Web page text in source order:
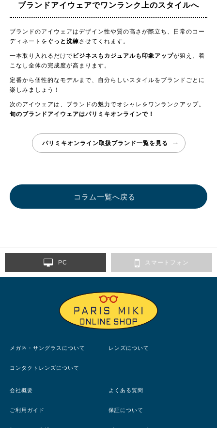
ブランドアイウェアでワンランク上のスタイルへ
ブランドのアイウェアはデザイン性や質の高さが際立ち、日常のコー
ディネートを ぐっと洗練させてくれます。
一本取り入れるだけで ビジネスもカジュアルも印象アップが狙え、着
こなし全体の完成度が高まります。
定番から個性的なモデルまで、自分らしいスタイルをブランドごとに
楽しみましょう！
次のアイウェアは、ブランドの魅力でオシャレをワンランクアップ。
旬のブランドアイウェアはパリミキオンラインで！
パリミキオンライン取扱ブランド一覧を見る
コラム一覧へ戻る
PC スマートフォン
メガネ・サングラスについて レンズについて
コンタクトレンズについて
会社概要 よくある質問
ご利用ガイド 保証について